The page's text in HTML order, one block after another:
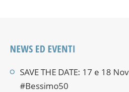
NEWS ED EVENTI
SAVE THE DATE: 17 e 18
#Bessimo50